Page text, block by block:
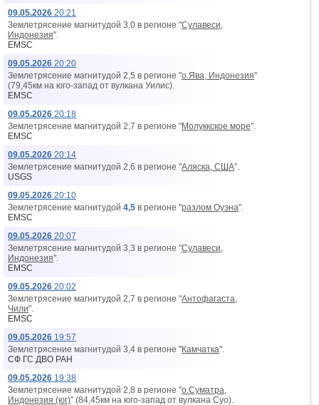
09.05.2026 20:21
Землетрясение магнитудой 3,0 в регионе "Сулавеси,
Индонезия".
EMSC
09.05.2026 20:20
Землетрясение магнитудой 2,5 в регионе "о.Ява, Индонезия"
(79,45км на юго-запад от вyлкана Уилис).
EMSC
09.05.2026 20:18
Землетрясение магнитудой 2,7 в регионе "Молуккское море".
EMSC
09.05.2026 20:14
Землетрясение магнитудой 2,6 в регионе "Аляска, США".
USGS
09.05.2026 20:10
Землетрясение магнитудой 4,5 в регионе "разлом Оуэна".
EMSC
09.05.2026 20:07
Землетрясение магнитудой 3,3 в регионе "Сулавеси,
Индонезия".
EMSC
09.05.2026 20:02
Землетрясение магнитудой 2,7 в регионе "Антофагаста,
Чили".
EMSC
09.05.2026 19:57
Землетрясение магнитудой 3,4 в регионе "Камчатка".
СФ ГС ДВО РАН
09.05.2026 19:38
Землетрясение магнитудой 2,8 в регионе "о.Суматра,
Индонезия (юг)" (84,45км на юго-запад от вyлкана Суо).